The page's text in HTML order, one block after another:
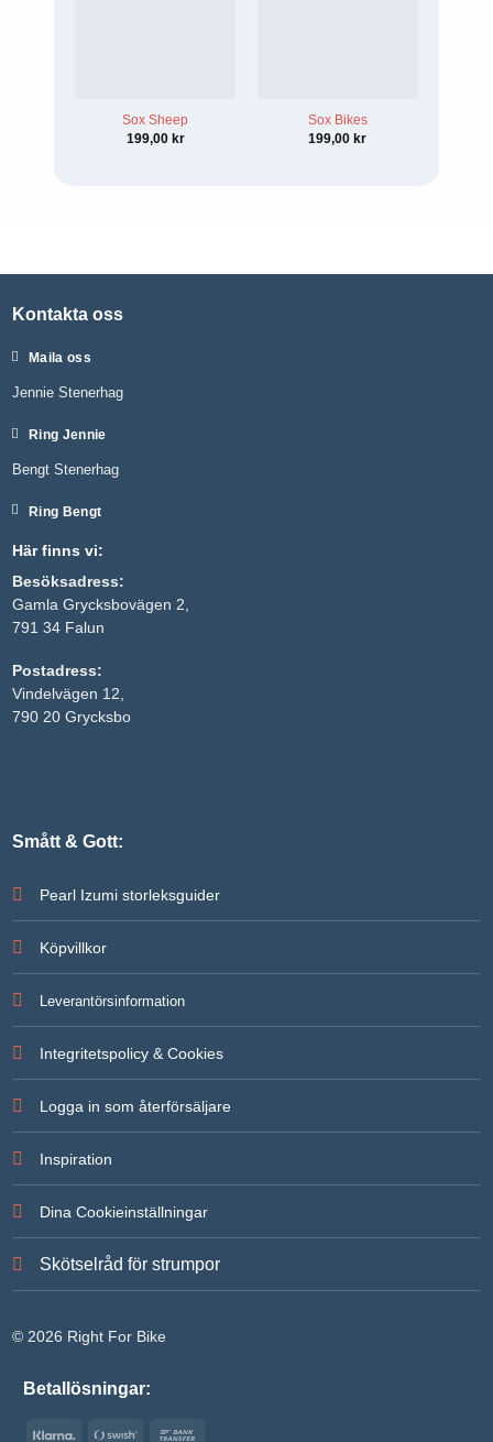
Sox Sheep
199,00 kr
Sox Bikes
199,00 kr
Kontakta oss
Maila oss
Jennie Stenerhag
Ring Jennie
Bengt Stenerhag
Ring Bengt
Här finns vi:
Besöksadress:
Gamla Grycksbovägen 2,
791 34 Falun
Postadress:
Vindelvägen 12,
790 20 Grycksbo
Smått & Gott:
Pearl Izumi storleksguider
Köpvillkor
Leverantörsinformation
Integritetspolicy & Cookies
Logga in som återförsäljare
Inspiration
Dina Cookieinställningar
Skötselråd för strumpor
© 2026 Right For Bike
Betallösningar:
Klarna Swish